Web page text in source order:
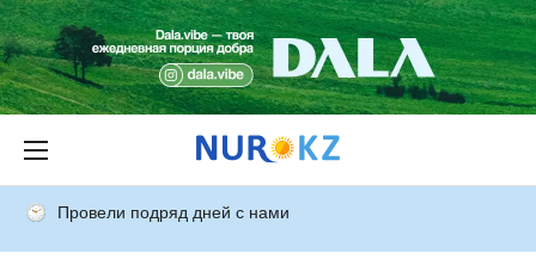
Провели подряд дней с нами